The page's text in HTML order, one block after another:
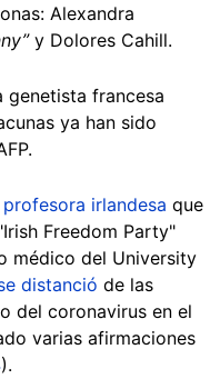
Alexandra
y Dolores Cahill.
genetista francesa
ya han sido
irlandesa que
Freedom Party"
médico del University
distanció de las
del coronavirus en el
varias afirmaciones
).